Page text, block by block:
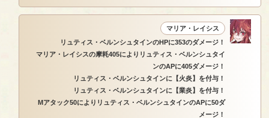
マリア・レイシス
リュティス・ベルンシュタインのHPに353のダメージ！
マリア・レイシスの摩耗405によりリュティス・ベルンシュタイ
ンのAPに405ダメージ！
リュティス・ベルンシュタインに【火炎】を付与！
リュティス・ベルンシュタインに【業炎】を付与！
Mアタック50によりリュティス・ベルンシュタインのAPに50ダ
メージ！